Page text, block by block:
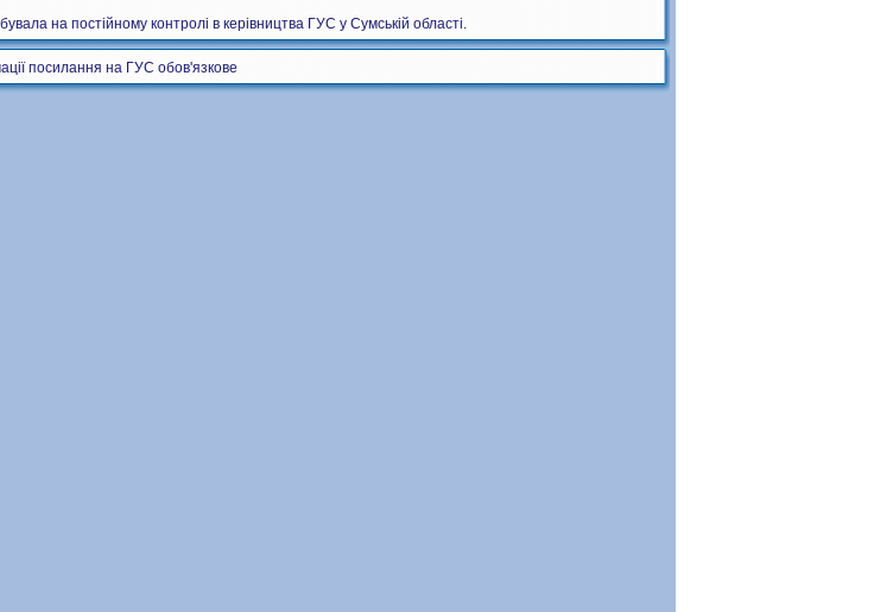
на постійному контролі в керівництва ГУС у Сумській області.
посилання на ГУС обов'язкове